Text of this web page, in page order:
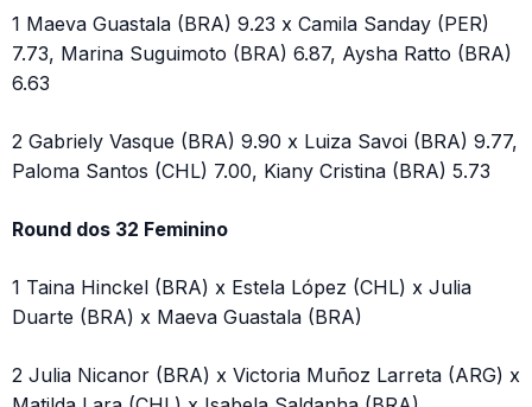
1 Maeva Guastala (BRA) 9.23 x Camila Sanday (PER)
7.73, Marina Suguimoto (BRA) 6.87, Aysha Ratto (BRA)
6.63
2 Gabriely Vasque (BRA) 9.90 x Luiza Savoi (BRA) 9.77,
Paloma Santos (CHL) 7.00, Kiany Cristina (BRA) 5.73
Round dos 32 Feminino
1 Taina Hinckel (BRA) x Estela López (CHL) x Julia
Duarte (BRA) x Maeva Guastala (BRA)
2 Julia Nicanor (BRA) x Victoria Muñoz Larreta (ARG) x